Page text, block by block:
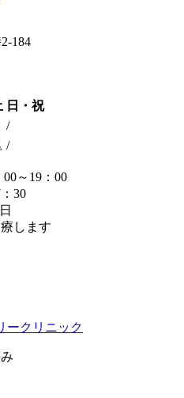
184
日・祝
/
/
～19：00
30
します
ークリニック